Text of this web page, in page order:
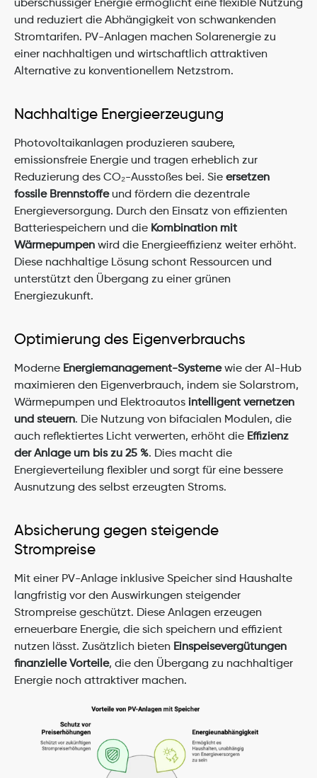
überschüssiger Energie ermöglicht eine flexible Nutzung
und reduziert die Abhängigkeit von schwankenden
Stromtarifen. PV-Anlagen machen Solarenergie zu
einer nachhaltigen und wirtschaftlich attraktiven
Alternative zu konventionellem Netzstrom.
Nachhaltige Energieerzeugung
Photovoltaikanlagen produzieren saubere,
emissionsfreie Energie und tragen erheblich zur
Reduzierung des CO₂-Ausstoßes bei. Sie ersetzen
fossile Brennstoffe und fördern die dezentrale
Energieversorgung. Durch den Einsatz von effizienten
Batteriespeichern und die Kombination mit
Wärmepumpen wird die Energieeffizienz weiter erhöht.
Diese nachhaltige Lösung schont Ressourcen und
unterstützt den Übergang zu einer grünen
Energiezukunft.
Optimierung des Eigenverbrauchs
Moderne Energiemanagement-Systeme wie der AI-Hub
maximieren den Eigenverbrauch, indem sie Solarstrom,
Wärmepumpen und Elektroautos intelligent vernetzen
und steuern. Die Nutzung von bifacialen Modulen, die
auch reflektiertes Licht verwerten, erhöht die Effizienz
der Anlage um bis zu 25 %. Dies macht die
Energieverteilung flexibler und sorgt für eine bessere
Ausnutzung des selbst erzeugten Stroms.
Absicherung gegen steigende
Strompreise
Mit einer PV-Anlage inklusive Speicher sind Haushalte
langfristig vor den Auswirkungen steigender
Strompreise geschützt. Diese Anlagen erzeugen
erneuerbare Energie, die sich speichern und effizient
nutzen lässt. Zusätzlich bieten Einspeisevergütungen
finanzielle Vorteile, die den Übergang zu nachhaltiger
Energie noch attraktiver machen.